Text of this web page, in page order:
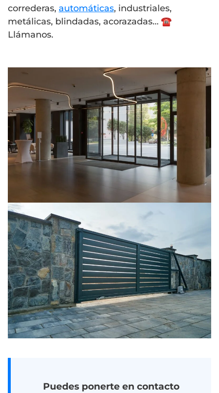
correderas, automáticas, industriales,
metálicas, blindadas, acorazadas… ☎️
Llámanos.
Puedes ponerte en contacto